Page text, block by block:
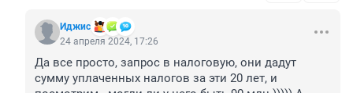
Иджис
24 апреля 2024, 17:26
Да все просто, запрос в налоговую, они дадут
сумму уплаченных налогов за эти 20 лет, и